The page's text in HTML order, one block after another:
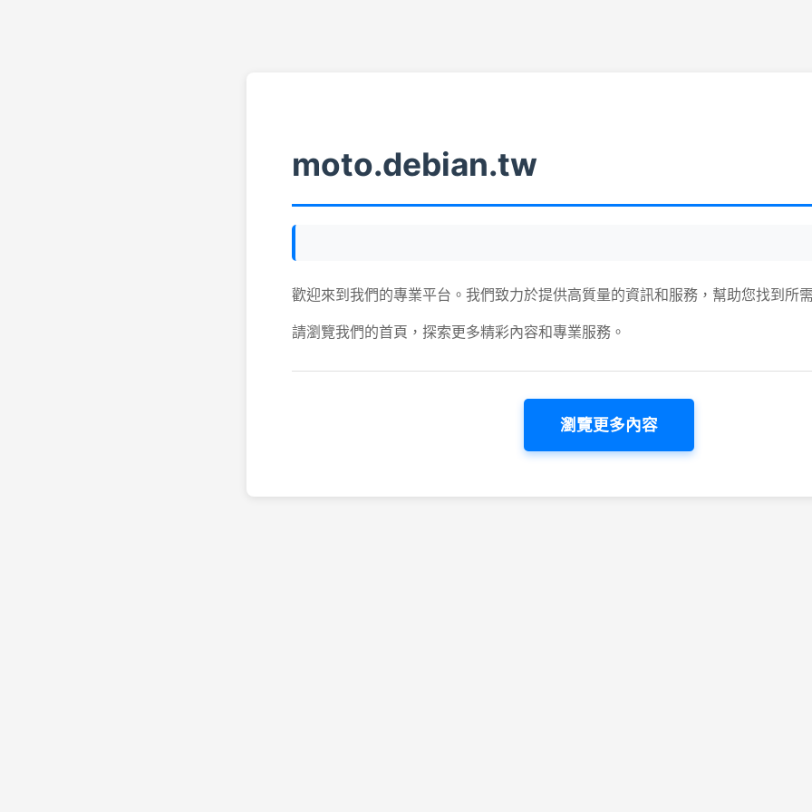
moto.debian.tw
歡迎來到我們的專業平台。我們致力於提供高質量的資訊和服務，幫助您找到所
請瀏覽我們的首頁，探索更多精彩內容和專業服務。
瀏覽更多內容